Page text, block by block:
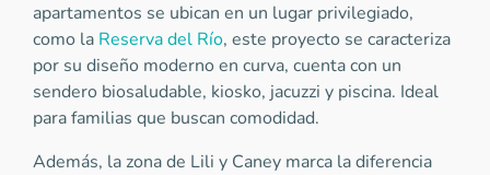
apartamentos se ubican en un lugar privilegiado,
como la Reserva del Río, este proyecto se caracteriza
por su diseño moderno en curva, cuenta con un
sendero biosaludable, kiosko, jacuzzi y piscina. Ideal
para familias que buscan comodidad.
Además, la zona de Lili y Caney marca la diferencia